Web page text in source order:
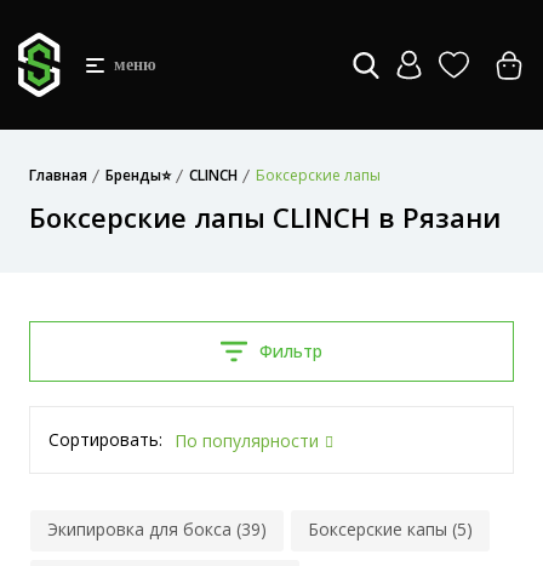
меню
Главная Бренды⭐ CLINCH Боксерские лапы
Боксерские лапы CLINCH в Рязани
Фильтр
Сортировать: По популярности
Экипировка для бокса (39) Боксерские капы (5)